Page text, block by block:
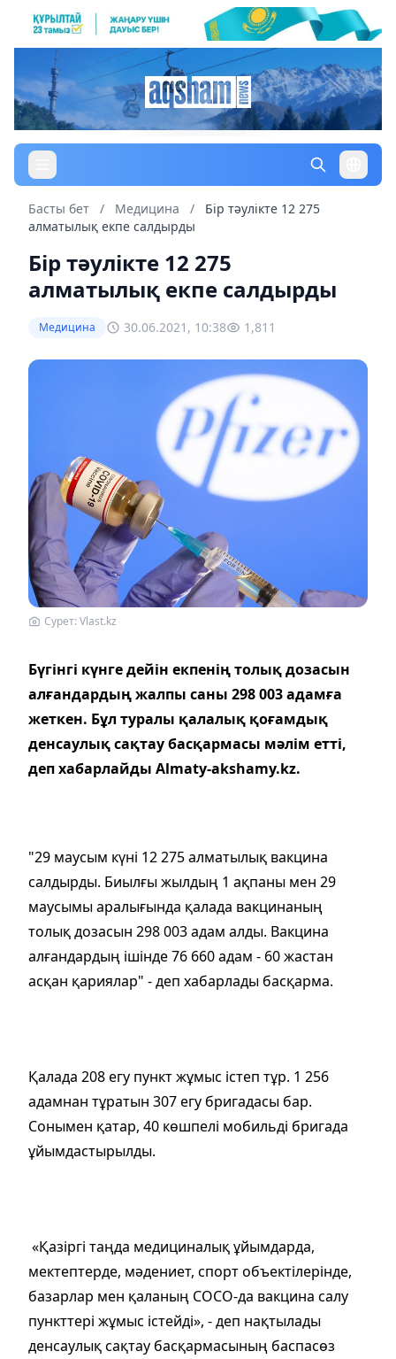
Басты бет / Медицина /
Бір тәулікте 12 275
алматылық екпе салдырды
Бір тәулікте 12 275
алматылық екпе салдырды
Медицина 30.06.2021, 10:38 1,811
Сурет: Vlast.kz
Бүгінгі күнге дейін екпенің толық дозасын
алғандардың жалпы саны 298 003 адамға
жеткен. Бұл туралы қалалық қоғамдық
денсаулық сақтау басқармасы мәлім етті,
деп хабарлайды Almaty-akshamy.kz.
"29 маусым күні 12 275 алматылық вакцина
салдырды. Биылғы жылдың 1 ақпаны мен 29
маусымы аралығында қалада вакцинаның
толық дозасын 298 003 адам алды. Вакцина
алғандардың ішінде 76 660 адам - 60 жастан
асқан қариялар" - деп хабарлады басқарма.
Қалада 208 егу пункт жұмыс істеп тұр. 1 256
адамнан тұратын 307 егу бригадасы бар.
Сонымен қатар, 40 көшпелі мобильді бригада
ұйымдастырылды.
«Қазіргі таңда медициналық ұйымдарда,
мектептерде, мәдениет, спорт объектілерінде,
базарлар мен қаланың СОСО-да вакцина салу
пункттері жұмыс істейді», - деп нақтылады
денсаулық сақтау басқармасының баспасөз